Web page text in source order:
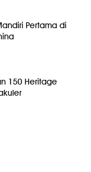
Pertama di
150 Heritage